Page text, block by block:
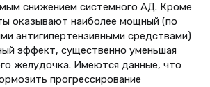
снижением системного АД. Кроме
оказывают наиболее мощный (по
антигипертензивными средствами)
эффект, существенно уменьшая
желудочка. Имеются данные, что
прогрессирование